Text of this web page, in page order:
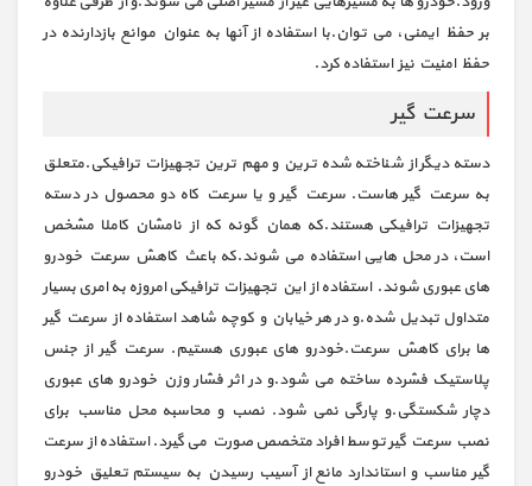
بر حفظ ایمنی، می توان.با استفاده از آنها به عنوان موانع بازدارنده در
حفظ امنیت نیز استفاده کرد.
سرعت گیر
دسته دیگر از شناخته شده ترین و مهم ترین تجهیزات ترافیکی.متعلق
به سرعت گیر هاست. سرعت گیر و یا سرعت کاه دو محصول در دسته
تجهیزات ترافیکی هستند.که همان گونه که از نامشان کاملا مشخص
است، در محل هایی استفاده می شوند.که باعث کاهش سرعت خودرو
های عبوری شوند. استفاده از این تجهیزات ترافیکی امروزه به امری بسیار
متداول تبدیل شده.و در هر خیابان و کوچه شاهد استفاده از سرعت گیر
ها برای کاهش سرعت.خودرو های عبوری هستیم. سرعت گیر از جنس
پلاستیک فشرده ساخته می شود.و در اثر فشار وزن خودرو های عبوری
دچار شکستگی.و پارگی نمی شود. نصب و محاسبه محل مناسب برای
نصب سرعت گیر توسط افراد متخصص صورت می گیرد. استفاده از سرعت
گیر مناسب و استاندارد مانع از آسیب رسیدن به سیستم تعلیق خودرو